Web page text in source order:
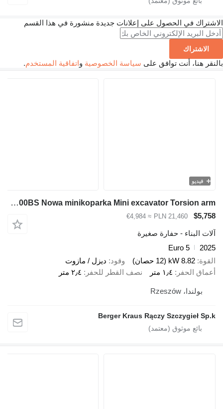
الاشتراك في الحصول على إعلانات جديدة منشورة في هذا القسم
الاشتراك
بالنقر هنا، أنت توافق على سياسة الخصوصية واتفاقية المستخدم.
فيديو
Berger Kraus BK800BS Nowa minikoparka Mini excavator Torsion arm
$5,758
PLN 21,460
≈ €4,984
آلات البناء - حفارة صغيرة
2025
Euro 5
القوة 8.82 kW (12 حصان) وقود ديزل / مازوت
أعماق الحفر
١٫٤ متر نصف القطر للحفر ٢٫٤ متر
بولندا، Rzeszów
Berger Kraus Rączy Szczygieł Sp.k